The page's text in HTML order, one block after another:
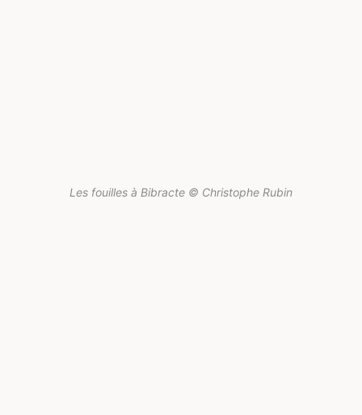
Les fouilles à Bibracte © Christophe Rubin